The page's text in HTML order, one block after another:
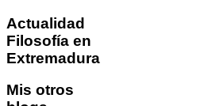
Actualidad
Filosofía en
Extremadura
Mis otros